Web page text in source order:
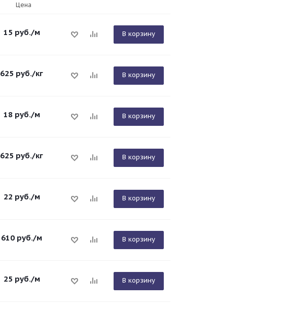
Цена
15 руб./м В корзину
625 руб./кг В корзину
18руб./м В корзину
625 руб./кг В корзину
22 руб./м В корзину
610 руб./м В корзину
25 руб./м В корзину